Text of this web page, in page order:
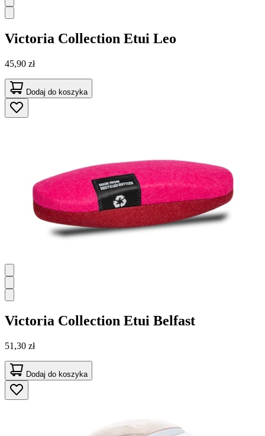
Victoria Collection Etui Leo
45,90 zł
Dodaj do koszyka
Victoria Collection Etui Belfast
51,30 zł
Dodaj do koszyka